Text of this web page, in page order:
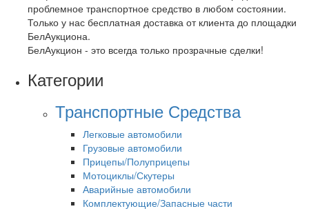
проблемное транспортное средство в любом состоянии.
Только у нас бесплатная доставка от клиента до площадки
БелАукциона.
БелАукцион - это всегда только прозрачные сделки!
Категории
Транспортные Средства
Легковые автомобили
Грузовые автомобили
Прицепы/Полуприцепы
Мотоциклы/Скутеры
Аварийные автомобили
Комплектующие/Запасные части